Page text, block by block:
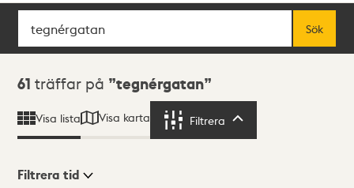
Sök
Sök
Sökresultat
61 träffar på tegnérgatan
Visa lista Visa karta Filtrera
Filtrera tid